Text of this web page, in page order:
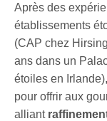
Après des
établissements
(CAP chez
ans dans un
étoiles en
pour offrir aux
alliant